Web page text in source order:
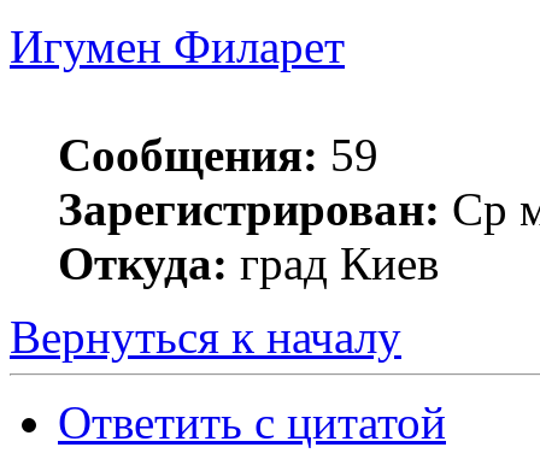
Игумен Филарет
Сообщения: 59
Зарегистрирован: Ср
Откуда: град Киев
Вернуться к началу
Ответить с цитатой